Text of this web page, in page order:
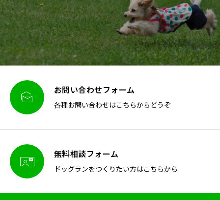
 お問い合わせフォーム
各種お問い合わせはこちらからどうぞ
 無料相談フォーム
ドッグランをつくりたい方はこちらから